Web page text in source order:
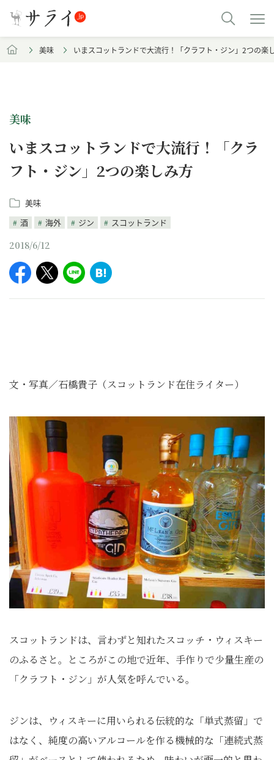
美味 いまスコットランドで大流行！「クラフト・ジン」2つの楽
美味
いまスコットランドで大流行！「クラ
フト・ジン」2つの楽しみ方
美味
酒
海外 ジン スコットランド
2018/6/12
文・写真／石橋貴子（スコットランド在住ライター）
スコットランドは、言わずと知れたスコッチ・ウィスキー
のふるさと。ところがこの地で近年、手作りで少量生産の
「クラフト・ジン」が人気を呼んでいる。
ジンは、ウィスキーに用いられる伝統的な「単式蒸留」で
はなく、純度の高いアルコールを作る機械的な「連続式蒸